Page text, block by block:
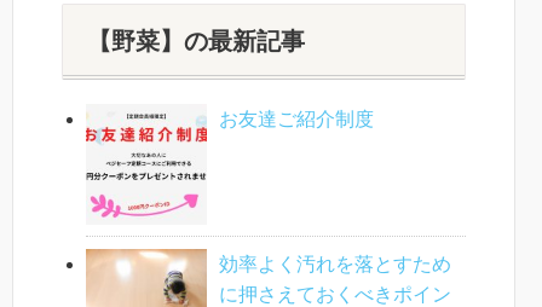
【野菜】の最新記事
お友達ご紹介制度
効率よく汚れを落とすため
に押さえておくべきポイン